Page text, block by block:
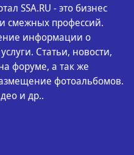
SSA.RU - это бизнес
смежных профессий.
информации о
Статьи, новости,
форуме, а так же
фотоальбомов.
и др..